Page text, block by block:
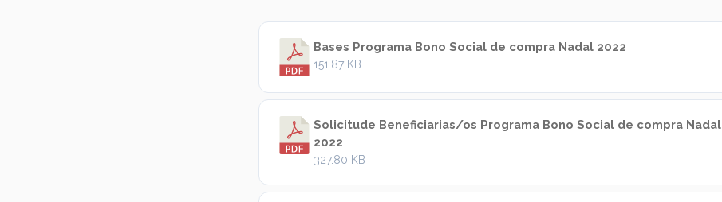
Bases Programa Bono Social de compra Nadal 2022
151.87 KB
Solicitude Beneficiarias/os Programa Bono Social de compra Nadal
2022
327.80 KB